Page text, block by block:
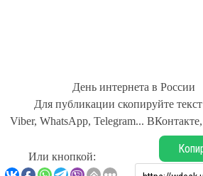
День интернета в России
Для публикации скопируйте
Viber, WhatsApp, Telegram...
Или кнопкой: